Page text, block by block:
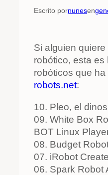
Escrito pornunesen
Si alguien
robótico, esta es
robóticos que
robots.net:
10. Pleo, el
09. White Box
BOT Linux
08. Budget
07. iRobot Create
06. Spark Robot